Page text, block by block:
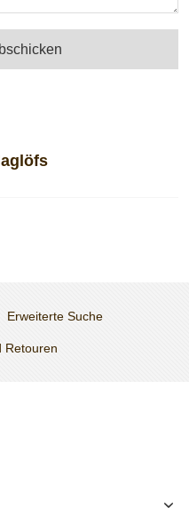
Erweiterte Suche
Retouren